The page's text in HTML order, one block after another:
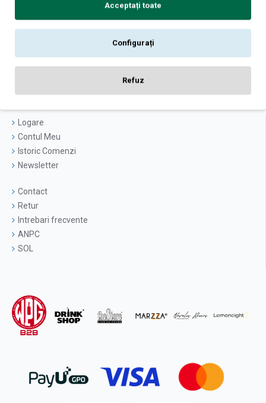
Politica de confidentialitate
Politica cookies
Logare
Contul Meu
Istoric Comenzi
Newsletter
Contact
Retur
Intrebari frecvente
ANPC
SOL
Acceptați toate
Configurați
Refuz